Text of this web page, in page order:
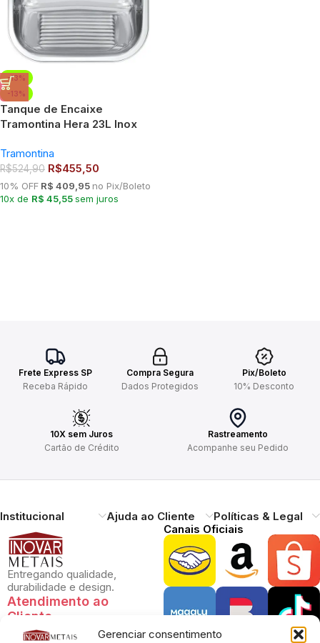
Gerenciar consentimento
-13%
-13%
Tanque de Encaixe
Tramontina Hera 23L Inox
Válvula
Tramontina
R$524,90 R$455,50
10% OFF R$ 409,95 no Pix/Boleto
10x de R$ 45,55sem juros
Frete Express SP
Receba Rápido
Compra Segura
Dados Protegidos
Pix/Boleto
10% Desconto
10X sem Juros
Cartão de Crédito
Rastreamento
Acompanhe seu Pedido
Institucional Ajuda ao Cliente Políticas & Legal
Entregando qualidade,
durabilidade e design.
Atendimento ao
Cliente
Necessitando de ajuda?
Canais Oficiais